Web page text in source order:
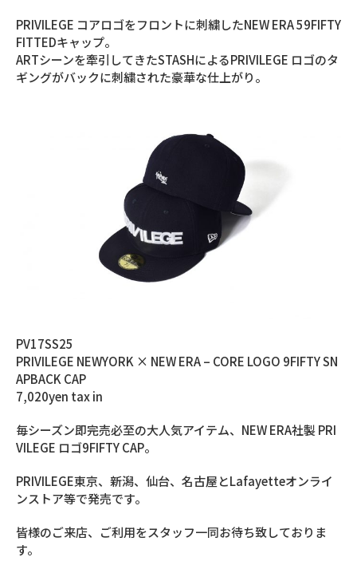
PRIVILEGE コアロゴをフロントに刺繍したNEW ERA 59FIFTY
FITTEDキャップ。
ARTシーンを牽引してきたSTASHによるPRIVILEGE ロゴのタ
ギングがバックに刺繍された豪華な仕上がり。
PV17SS25
PRIVILEGE NEWYORK × NEW ERA – CORE LOGO 9FIFTY SN
APBACK CAP
7,020yen tax in
毎シーズン即完売必至の大人気アイテム、NEW ERA社製 PRI
VILEGE ロゴ9FIFTY CAP。
PRIVILEGE東京、新潟、仙台、名古屋とLafayetteオンライ
ンストア等で発売です。
皆様のご来店、ご利用をスタッフ一同お待ち致しておりま
す。